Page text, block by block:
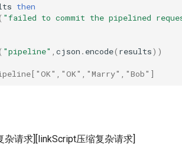
then
"failed to commit the pipelined
"pipeline" cjson . encode( results))
杂请求][linkScript压缩复杂请求]